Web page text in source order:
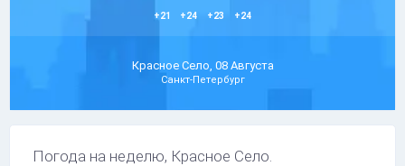
+21 +24 +23 +24
Красное Село, 08 Августа
Санкт-Петербург
Погода на неделю, Красное Село.